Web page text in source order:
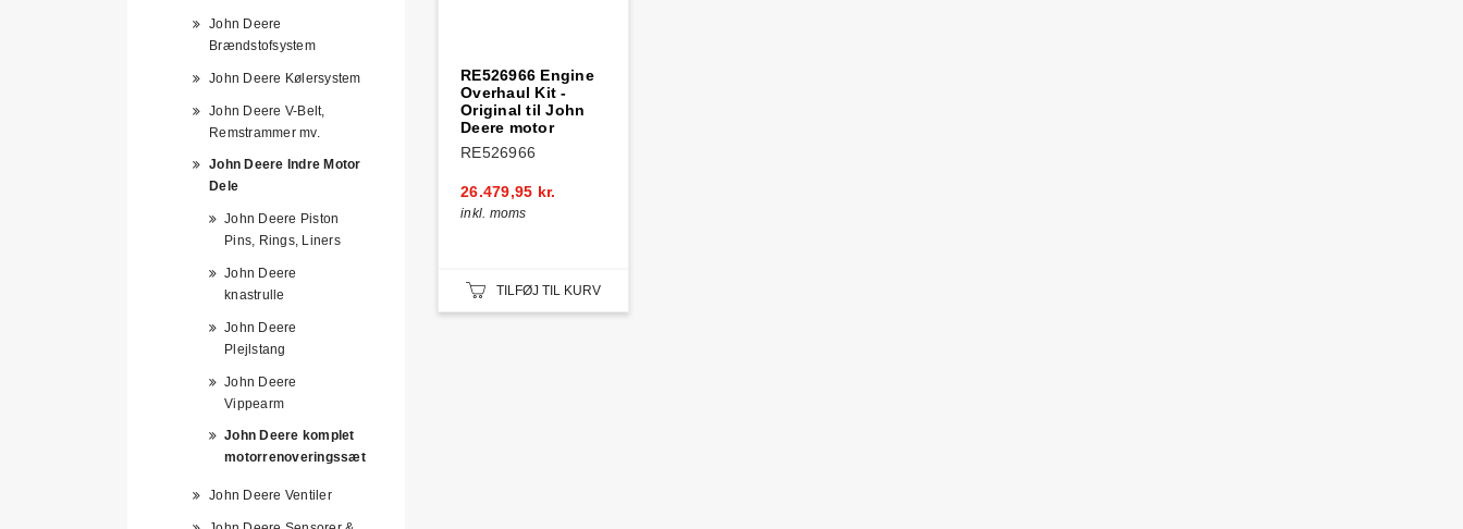
John Deere
Brændstofsystem
John Deere Kølersystem
John Deere V-Belt,
Remstrammer mv.
John Deere Indre Motor
Dele
John Deere Piston
Pins, Rings, Liners
John Deere
knastrulle
John Deere
Plejlstang
John Deere
Vippearm
John Deere komplet
motorrenoveringssæt
John Deere Ventiler
RE526966 Engine
Overhaul Kit -
Original til John
Deere motor
RE526966
26.479,95 kr.
inkl. moms
TILFØJ TIL KURV